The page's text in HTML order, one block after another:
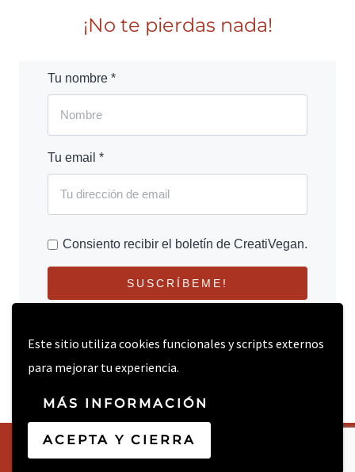
Este sitio utiliza cookies funcionales y scripts externos
para mejorar tu experiencia.
MÁS INFORMACIÓN
ACEPTA Y CIERRA
¡No te pierdas nada!
Tu nombre *
Tu email *
Consiento recibir el boletín de CreatiVegan.
SUSCRÍBEME!
© 2026 CREATIVEGAN.NET